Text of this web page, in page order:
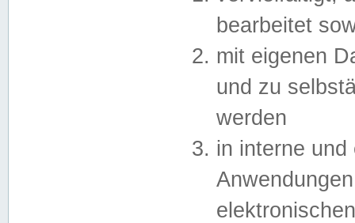
bearbeitet
mit eigenen
und zu
werden
in interne